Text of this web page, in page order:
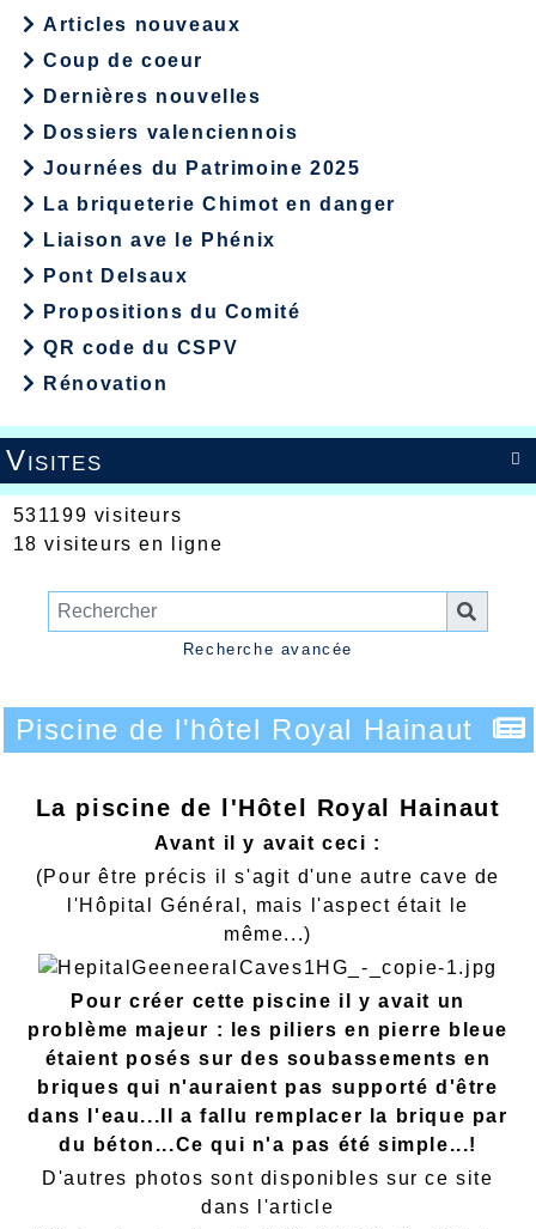
Articles nouveaux
Coup de coeur
Dernières nouvelles
Dossiers valenciennois
Journées du Patrimoine 2025
La briqueterie Chimot en danger
Liaison ave le Phénix
Pont Delsaux
Propositions du Comité
QR code du CSPV
Rénovation

Visites
531199 visiteurs
18 visiteurs en ligne
Recherche avancée
Piscine de l'hôtel Royal Hainaut
La piscine de l'Hôtel Royal Hainaut
Avant il y avait ceci :
(Pour être précis il s'agit d'une autre cave de
l'Hôpital Général, mais l'aspect était le
même...)
Pour créer cette piscine il y avait un
problème majeur : les piliers en pierre bleue
étaient posés sur des soubassements en
briques qui n'auraient pas supporté d'être
dans l'eau...Il a fallu remplacer la brique par
du béton...Ce qui n'a pas été simple...!
D'autres photos sont disponibles sur ce site
dans l'article